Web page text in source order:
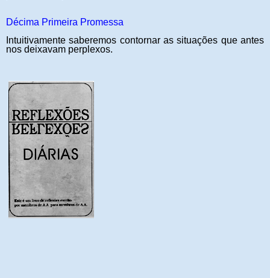
Décima Primeira Promessa
Intuitivamente saberemos contornar as situações que antes
nos deixavam perplexos.